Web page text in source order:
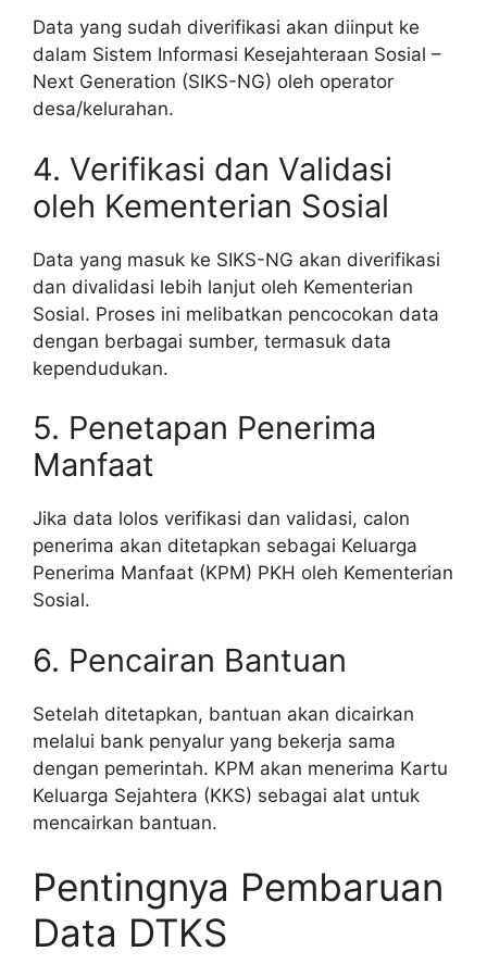
Data yang sudah diverifikasi akan diinput ke
dalam Sistem Informasi Kesejahteraan Sosial –
Next Generation (SIKS-NG) oleh operator
desa/kelurahan.
4. Verifikasi dan Validasi
oleh Kementerian Sosial
Data yang masuk ke SIKS-NG akan diverifikasi
dan divalidasi lebih lanjut oleh Kementerian
Sosial. Proses ini melibatkan pencocokan data
dengan berbagai sumber, termasuk data
kependudukan.
5. Penetapan Penerima
Manfaat
Jika data lolos verifikasi dan validasi, calon
penerima akan ditetapkan sebagai Keluarga
Penerima Manfaat (KPM) PKH oleh Kementerian
Sosial.
6. Pencairan Bantuan
Setelah ditetapkan, bantuan akan dicairkan
melalui bank penyalur yang bekerja sama
dengan pemerintah. KPM akan menerima Kartu
Keluarga Sejahtera (KKS) sebagai alat untuk
mencairkan bantuan.
Pentingnya Pembaruan
Data DTKS